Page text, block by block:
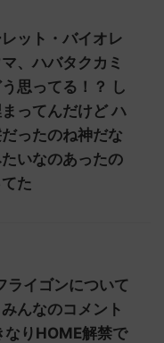
レット・バイオレ
、ハバタクカミ
思ってる！？ し
ってんだけど ハ
ったのね神だな
いなのあったの
た
ライゴンについて
んなのコメント
なりHOME解禁で